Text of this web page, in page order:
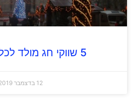
5 שווקי חג מולד לכל המשפחה
12 בדצמבר 2019